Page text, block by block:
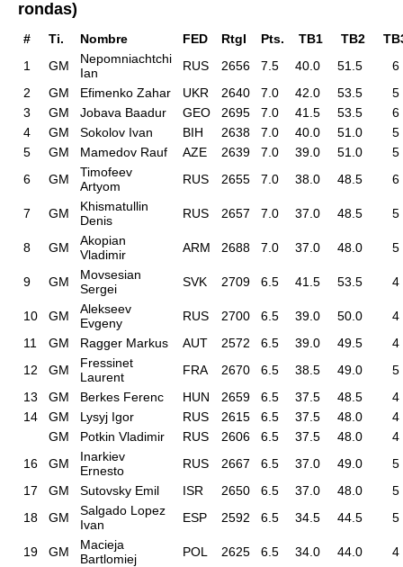
rondas)
# Ti. Nombre FED RtgI Pts. TB1 TB2
1
GM
Nepomniachtchi
Ian
RUS 2656 7.5 40.0 51.5
6
2
GM Efimenko Zahar UKR 2640 7.0 42.0 53.5
5
3
GM Jobava Baadur GEO 2695 7.0 41.5 53.5
6
4
GM Sokolov Ivan BIH 2638 7.0 40.0 51.0
5
5
GM Mamedov Rauf AZE 2639 7.0 39.0 51.0
5
6
GM
Timofeev
Artyom
RUS 2655 7.0 38.0 48.5 6
7 GM
Khismatullin
Denis
RUS 2657 7.0 37.0 48.5 5
8 GM
Akopian
Vladimir
ARM 2688 7.0 37.0 48.0 5
9 GM
Movsesian
Sergei
SVK 2709 6.5 41.5 53.5 4
10 GM
Alekseev
Evgeny
RUS 2700 6.5 39.0 50.0
4
11
GM Ragger Markus AUT 2572 6.5 39.0 49.5
4
12
GM
Fressinet
Laurent
FRA 2670 6.5 38.5 49.0
5
13
GM Berkes Ferenc HUN 2659 6.5 37.5 48.5
4
14
GM Lysyj Igor RUS 2615 6.5 37.5 48.0
4
GM
Potkin Vladimir RUS 2606 6.5 37.5 48.0
4
16
GM
Inarkiev
Ernesto
RUS 2667 6.5 37.0 49.0
5
17
GM Sutovsky Emil ISR 2650 6.5 37.0 48.0
5
18
GM
Salgado Lopez
Ivan
ESP 2592 6.5 34.5 44.5 5
19 GM
Macieja
Bartlomiej
POL 2625 6.5 34.0 44.0 4